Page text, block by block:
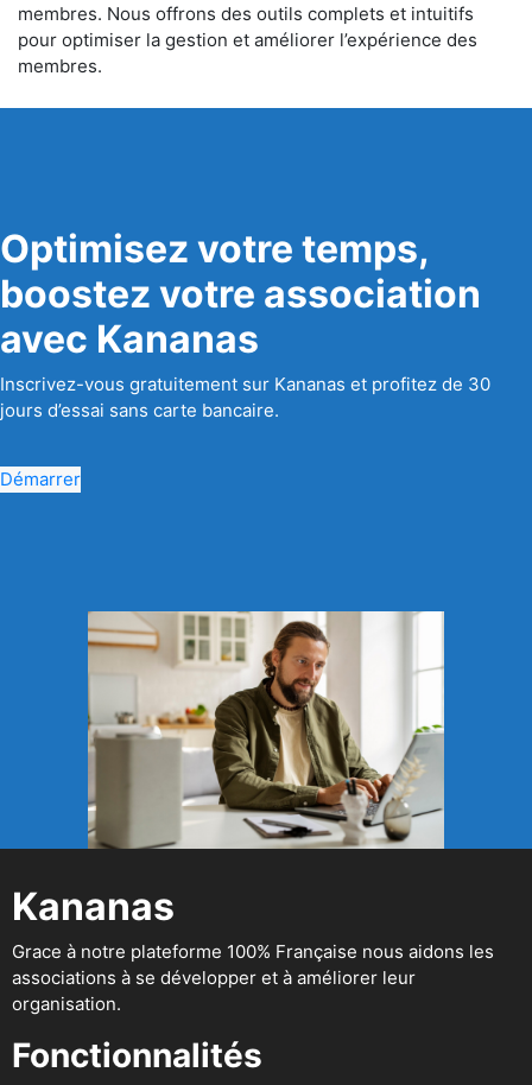
membres. Nous offrons des outils complets et intuitifs
pour optimiser la gestion et améliorer l’expérience des
membres.
Optimisez votre temps,
boostez votre association
avec Kananas
Inscrivez-vous gratuitement sur Kananas et profitez de 30
jours d’essai sans carte bancaire.
Démarrer
Kananas
Grace à notre plateforme 100% Française nous aidons les
associations à se développer et à améliorer leur
organisation.
Fonctionnalités